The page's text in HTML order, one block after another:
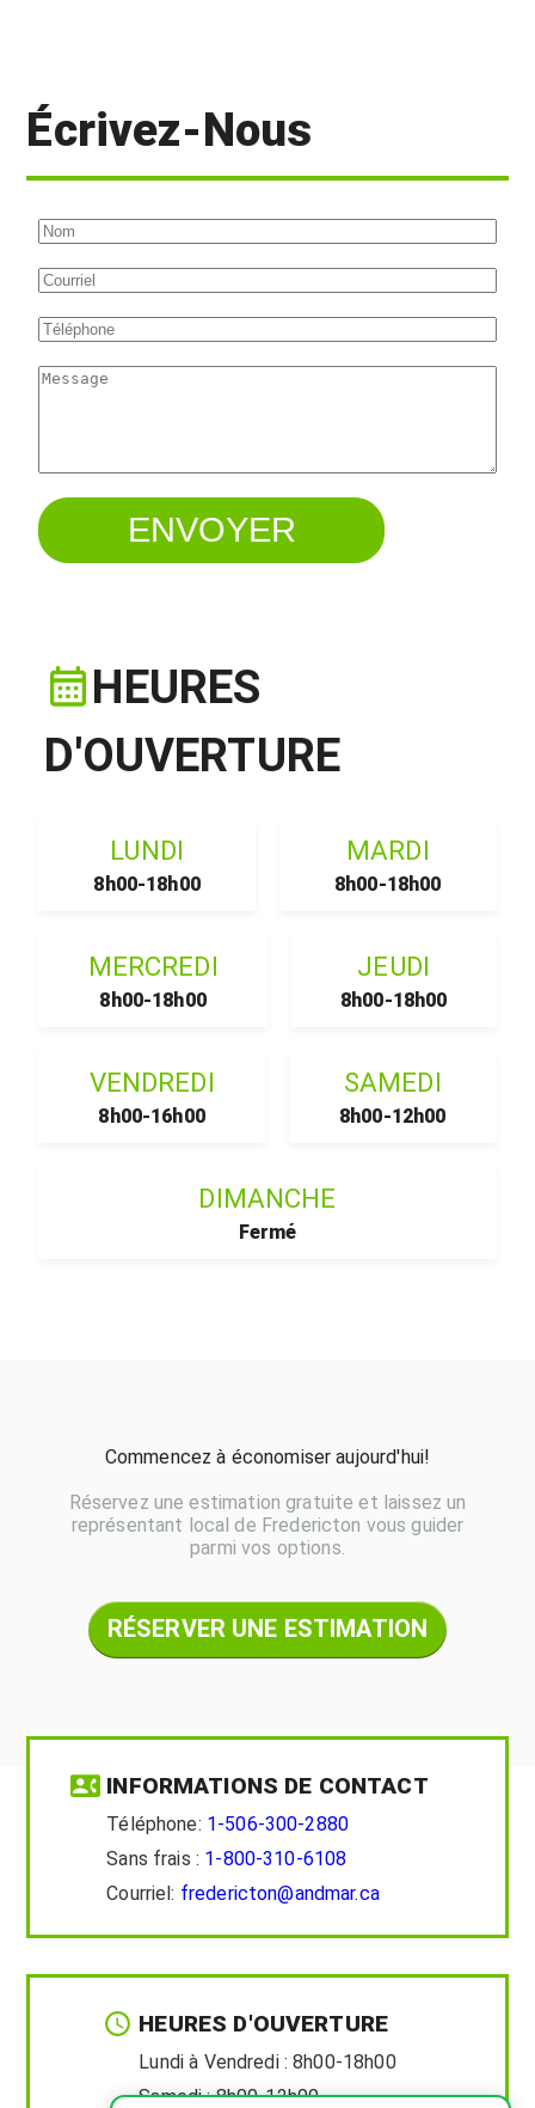
Écrivez-Nous
HEURES
D'OUVERTURE
LUNDI
8h00-18h00
MARDI
8h00-18h00
MERCREDI
8h00-18h00
JEUDI
8h00-18h00
VENDREDI
8h00-16h00
SAMEDI
8h00-12h00
DIMANCHE
Fermé
Commencez à économiser aujourd'hui!
Réservez une estimation gratuite et laissez un
représentant local de Fredericton vous guider
parmi vos options.
RÉSERVER UNE ESTIMATION
INFORMATIONS DE CONTACT
Téléphone: 1-506-300-2880
Sans frais : 1-800-310-6108
Courriel: fredericton@andmar.ca
HEURES D'OUVERTURE
Lundi à Vendredi :8h00-18h00
Samedi :8h00-12h00